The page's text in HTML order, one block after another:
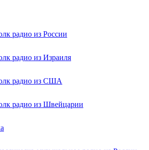
радио из России
радио из Израиля
радио из США
радио из Швейцарии